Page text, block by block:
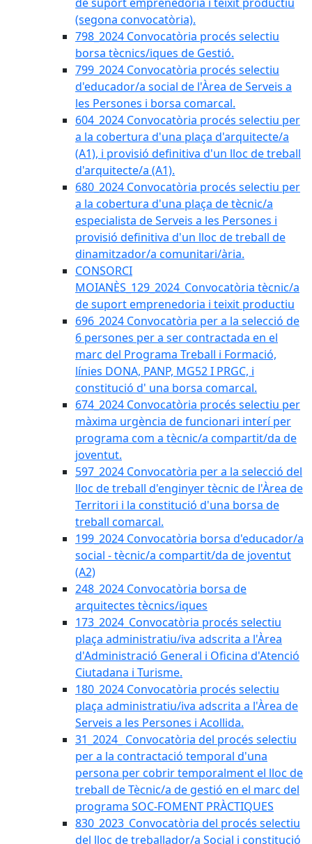
(segona convocatòria).
798_2024 Convocatòria procés selectiu
borsa tècnics/iques de Gestió.
799_2024 Convocatòria procés selectiu
d'educador/a social de l'Àrea de Serveis a
les Persones i borsa comarcal.
604_2024 Convocatòria procés selectiu per
a la cobertura d'una plaça d'arquitecte/a
(A1), i provisió definitiva d'un lloc de treball
d'arquitecte/a (A1).
680_2024 Convocatòria procés selectiu per
a la cobertura d'una plaça de tècnic/a
especialista de Serveis a les Persones i
provisió definitiva d'un lloc de treball de
dinamitzador/a comunitari/ària.
CONSORCI
MOIANÈS_129_2024_Convocatòria tècnic/a
de suport emprenedoria i teixit productiu
696_2024 Convocatòria per a la selecció de
6 persones per a ser contractada en el
marc del Programa Treball i Formació,
línies DONA, PANP, MG52 I PRGC, i
constitució d' una borsa comarcal.
674_2024 Convocatòria procés selectiu per
màxima urgència de funcionari interí per
programa com a tècnic/a compartit/da de
joventut.
597_2024 Convocatòria per a la selecció del
lloc de treball d'enginyer tècnic de l'Àrea de
Territori i la constitució d'una borsa de
treball comarcal.
199_2024 Convocatòria borsa d'educador/a
social - tècnic/a compartit/da de joventut
(A2)
248_2024 Convocatòria borsa de
arquitectes tècnics/iques
173_2024_Convocatòria procés selectiu
plaça administratiu/iva adscrita a l'Àrea
d'Administració General i Oficina d'Atenció
Ciutadana i Turisme.
180_2024 Convocatòria procés selectiu
plaça administratiu/iva adscrita a l'Àrea de
Serveis a les Persones i Acollida.
31_2024_ Convocatòria del procés selectiu
per a la contractació temporal d'una
persona per cobrir temporalment el lloc de
treball de Tècnic/a de gestió en el marc del
programa SOC-FOMENT PRÀCTIQUES
830_2023_Convocatòria del procés selectiu
del lloc de treballador/a Social i constitució